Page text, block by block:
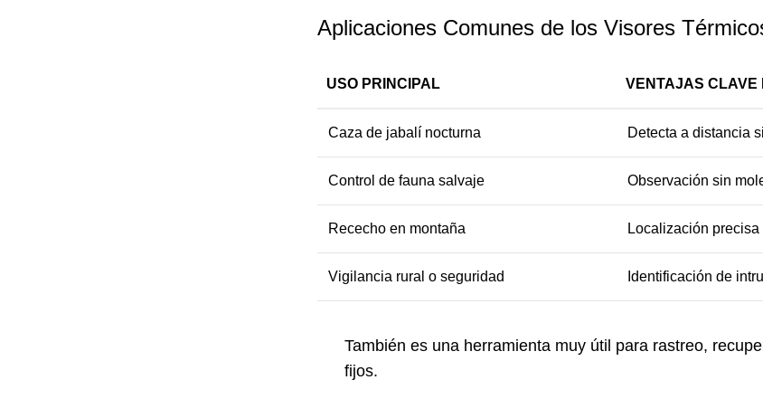
Aplicaciones Comunes de los Visores
USO PRINCIPAL VENTAJAS CLAVE
Caza de jabalí nocturna Detecta a distancia
Control de fauna salvaje Observación sin
Rececho en montaña Localización
Vigilancia rural o seguridad Identificación de
También es una herramienta muy útil para rastreo,
fijos.